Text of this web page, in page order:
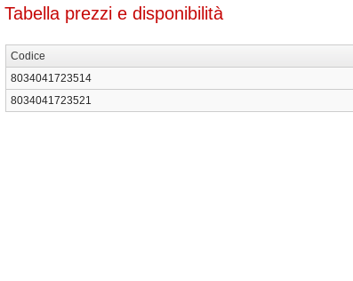
Tabella prezzi e disponibilità
Codice
8034041723514
8034041723521